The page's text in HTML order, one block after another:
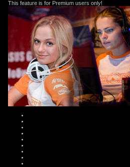
This feature is for Premium users only!